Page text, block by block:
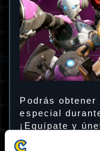
Podrás
especial
¡Equípate y
guerra en el